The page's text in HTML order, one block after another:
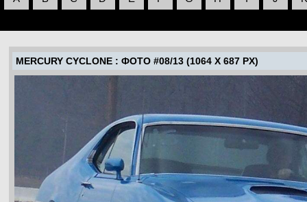
MERCURY CYCLONE : ФОТО #08/13 (1064 X 687 PX)